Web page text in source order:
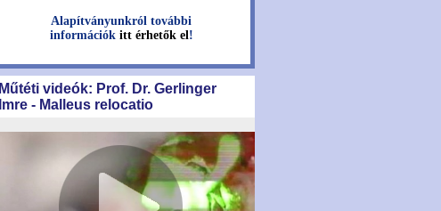
Alapítványunkról további
információk itt érhetők el!
Műtéti videók: Prof. Dr. Gerlinger
Imre - Malleus relocatio